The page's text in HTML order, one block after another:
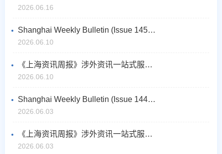
2026.06.16
Shanghai Weekly Bulletin (Issue 145 No.2, June 2026)
2026.06.10
《上海资讯周报》涉外资讯一站式服务（2026年6月第2期，总第145期）
2026.06.10
Shanghai Weekly Bulletin (Issue 144 No.1, June 2026)
2026.06.03
《上海资讯周报》涉外资讯一站式服务（2026年6月第1期，总第144期）
2026.06.03